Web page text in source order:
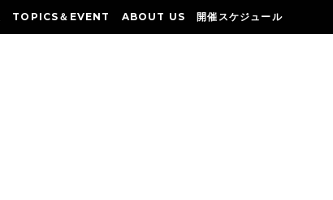
TOPICS＆EVENT ABOUT US 開催スケジュール